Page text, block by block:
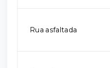
Rua asfaltada